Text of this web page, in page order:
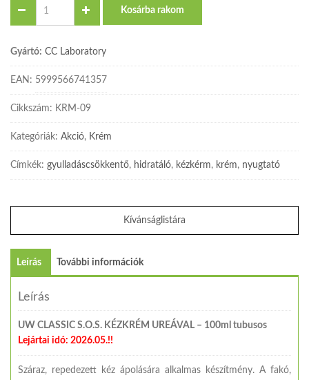
Kosárba rakom
Gyártó: CC Laboratory
EAN: 5999566741357
Cikkszám: KRM-09
Kategóriák: Akció, Krém
Címkék: gyulladáscsökkentő, hidratáló, kézkérm, krém, nyugtató
Kívánságlistára
Leírás További információk
Leírás
UW CLASSIC S.O.S. KÉZKRÉM UREÁVAL – 100ml tubusos
Lejártai idó: 2026.05.!!
Száraz, repedezett kéz ápolására alkalmas készítmény. A fakó,